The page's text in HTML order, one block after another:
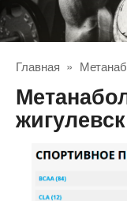
Главная »
Метанабол продажа
жигулевск